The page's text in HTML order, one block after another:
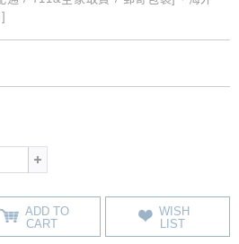
ADD TO
CART
WISH
LIST